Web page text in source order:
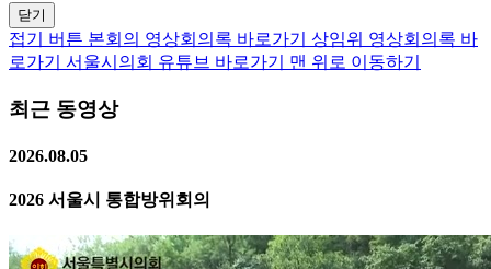
닫기
접기 버튼 본회의 영상회의록 바로가기
상임위 영상회의록 바
로가기
서울시의회 유튜브 바로가기 맨 위로 이동하기
최근 동영상
2026.08.05
2026 서울시 통합방위회의